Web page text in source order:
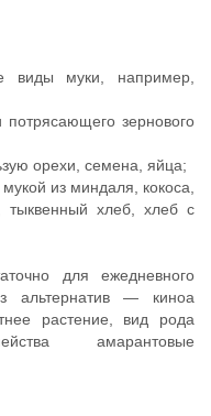
муки, например,
зернового
орехи, семена, яйца;
из миндаля, кокоса,
хлеб, хлеб с
для ежедневного
альтернатив — киноа
растение, вид рода
амарантовые